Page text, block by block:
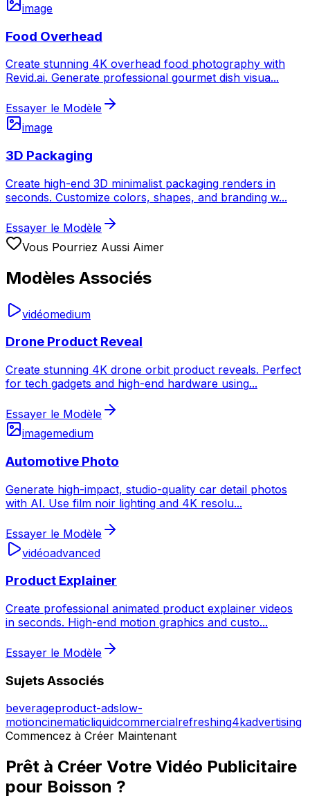
image
Food Overhead
Create stunning 4K overhead food photography with
Revid.ai. Generate professional gourmet dish visua...
Essayer le Modèle
image
3D Packaging
Create high-end 3D minimalist packaging renders in
seconds. Customize colors, shapes, and branding w...
Essayer le Modèle
Vous Pourriez Aussi Aimer
Modèles Associés
vidéomedium
Drone Product Reveal
Create stunning 4K drone orbit product reveals. Perfect
for tech gadgets and high-end hardware using...
Essayer le Modèle
imagemedium
Automotive Photo
Generate high-impact, studio-quality car detail photos
with AI. Use film noir lighting and 4K resolu...
Essayer le Modèle
vidéoadvanced
Product Explainer
Create professional animated product explainer videos
in seconds. High-end motion graphics and custo...
Essayer le Modèle
Sujets Associés
beverageproduct-adslow-
motioncinematicliquidcommercialrefreshing4kadvertising
Commencez à Créer Maintenant
Prêt à Créer Votre Vidéo Publicitaire
pour Boisson ?